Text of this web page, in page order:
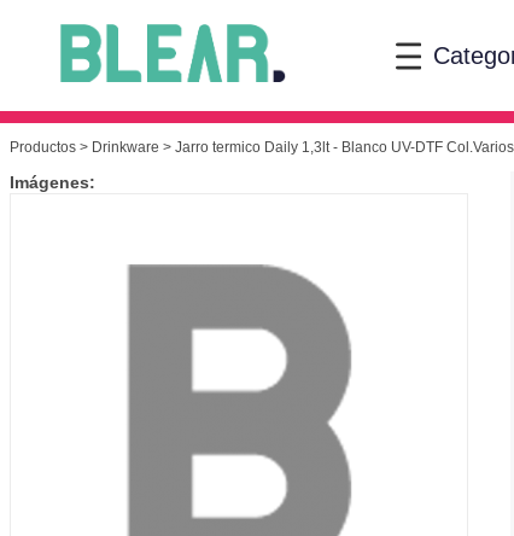
Productos > Drinkware > Jarro termico Daily 1,3lt - Blanco UV-DTF
Imágenes: